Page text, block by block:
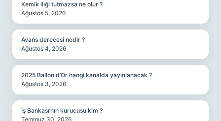
Kemik iliği tutmazsa ne olur ?
Ağustos 5, 2026
Avans derecesi nedir ?
Ağustos 4, 2026
2025 Ballon d’Or hangi kanalda yayınlanacak ?
Ağustos 3, 2026
İş Bankası’nın kurucusu kim ?
Temmuz 30, 2026